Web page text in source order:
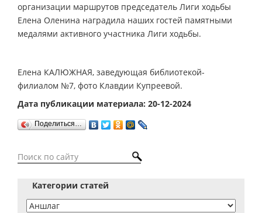
организации маршрутов председатель Лиги ходьбы
Елена Оленина наградила наших гостей памятными
медалями активного участника Лиги ходьбы.
Елена КАЛЮЖНАЯ, заведующая библиотекой-
филиалом №7, фото Клавдии Купреевой.
Дата публикации материала: 20-12-2024
Поделиться…
Категории статей